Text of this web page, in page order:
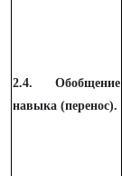
2.4. Обобщение
навыка (перенос).